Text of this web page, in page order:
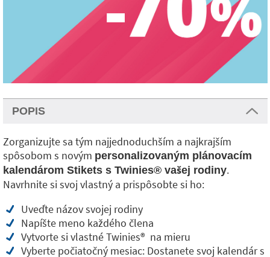
POPIS
Zorganizujte sa tým najjednoduchším a najkrajším
spôsobom s novým personalizovaným plánovacím
kalendárom Stikets s Twinies® vašej rodiny.
Navrhnite si svoj vlastný a prispôsobte si ho:
Uveďte názov svojej rodiny
Napíšte meno každého člena
Vytvorte si vlastné Twinies® na mieru
Vyberte počiatočný mesiac: Dostanete svoj kalendár s